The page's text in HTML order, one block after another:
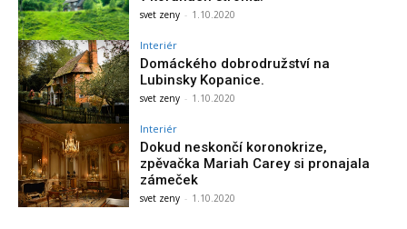
svet zeny - 1.10.2020
Interiér
Domáckého dobrodružství na
Lubinsky Kopanice.
svet zeny - 1.10.2020
Interiér
Dokud neskončí koronokrize,
zpěvačka Mariah Carey si pronajala
zámeček
svet zeny - 1.10.2020